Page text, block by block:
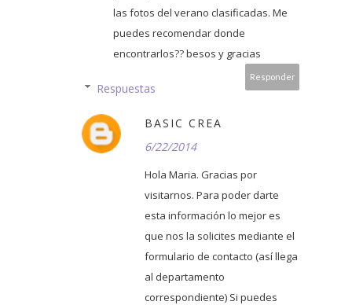
las fotos del verano clasificadas. Me
puedes recomendar donde
encontrarlos?? besos y gracias
Responder
Respuestas
BASIC CREA
6/22/2014
Hola Maria. Gracias por
visitarnos. Para poder darte
esta información lo mejor es
que nos la solicites mediante el
formulario de contacto (así llega
al departamento
correspondiente) Si puedes